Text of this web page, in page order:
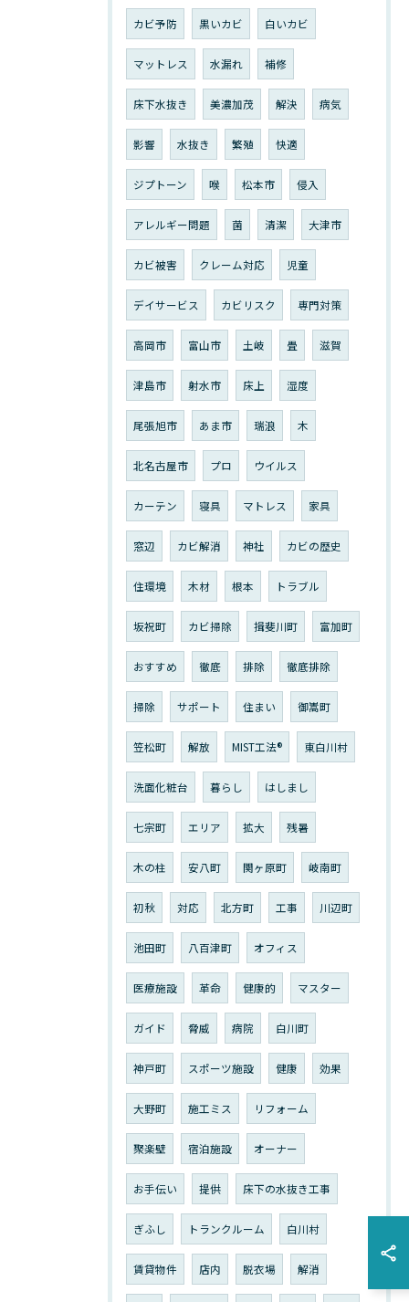
カビ予防 黒いカビ 白いカビ
マットレス 水漏れ 補修
床下水抜き 美濃加茂 解決 病気
影響 水抜き 繁殖 快適
ジプトーン 喉 松本市 侵入
アレルギー問題 菌 清潔 大津市
カビ被害 クレーム対応 児童
デイサービス カビリスク 専門対策
高岡市 富山市 土岐 畳 滋賀
津島市 射水市 床上 湿度
尾張旭市 あま市 瑞浪 木
北名古屋市 プロ ウイルス
カーテン 寝具 マトレス 家具
窓辺 カビ解消 神社 カビの歴史
住環境 木材 根本 トラブル
坂祝町 カビ掃除 揖斐川町 富加町
おすすめ 徹底 排除 徹底排除
掃除 サポート 住まい 御嵩町
笠松町 解放 MIST工法®︎ 東白川村
洗面化粧台 暮らし はしまし
七宗町 エリア 拡大 残暑
木の柱 安八町 関ヶ原町 岐南町
初秋 対応 北方町 工事 川辺町
池田町 八百津町 オフィス
医療施設 革命 健康的 マスター
ガイド 脅威 病院 白川町
神戸町 スポーツ施設 健康 効果
大野町 施工ミス リフォーム
聚楽壁 宿泊施設 オーナー
お手伝い 提供 床下の水抜き工事
ぎふし トランクルーム 白川村
賃貸物件 店内 脱衣場 解消